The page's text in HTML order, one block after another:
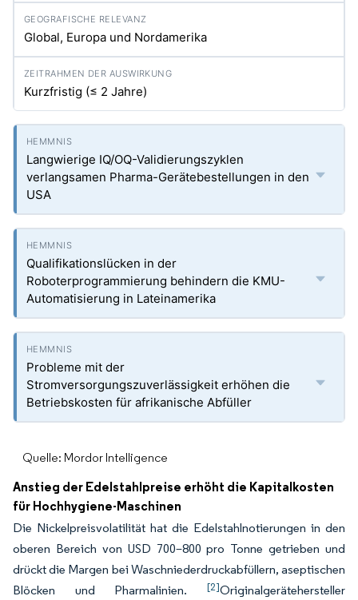
Global, Europa und Nordamerika
Kurzfristig (≤ 2 Jahre)
Langwierige IQ/OQ-Validierungszyklen
verlangsamen Pharma-Gerätebestellungen in den
USA
Qualifikationslücken in der
Roboterprogrammierung behindern die KMU-
Automatisierung in Lateinamerika
Probleme mit der
Stromversorgungszuverlässigkeit erhöhen die
Betriebskosten für afrikanische Abfüller
Quelle: Mordor Intelligence
Anstieg der Edelstahlpreise erhöht die Kapitalkosten
für Hochhygiene-Maschinen
Die Nickelpreisvolatilität hat die Edelstahlnotierungen in den
oberen Bereich von USD 700–800 pro Tonne getrieben und
drückt die Margen bei Waschniederdruckabfüllern, aseptischen
Blöcken und Pharmalinien. [2]Originalgerätehersteller